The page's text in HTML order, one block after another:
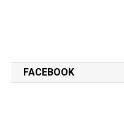
FACEBOOK